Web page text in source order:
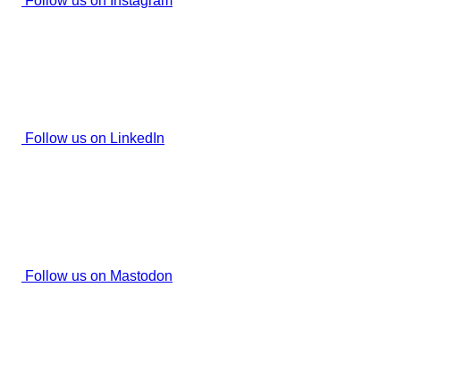
Follow us on LinkedIn
Follow us on Mastodon